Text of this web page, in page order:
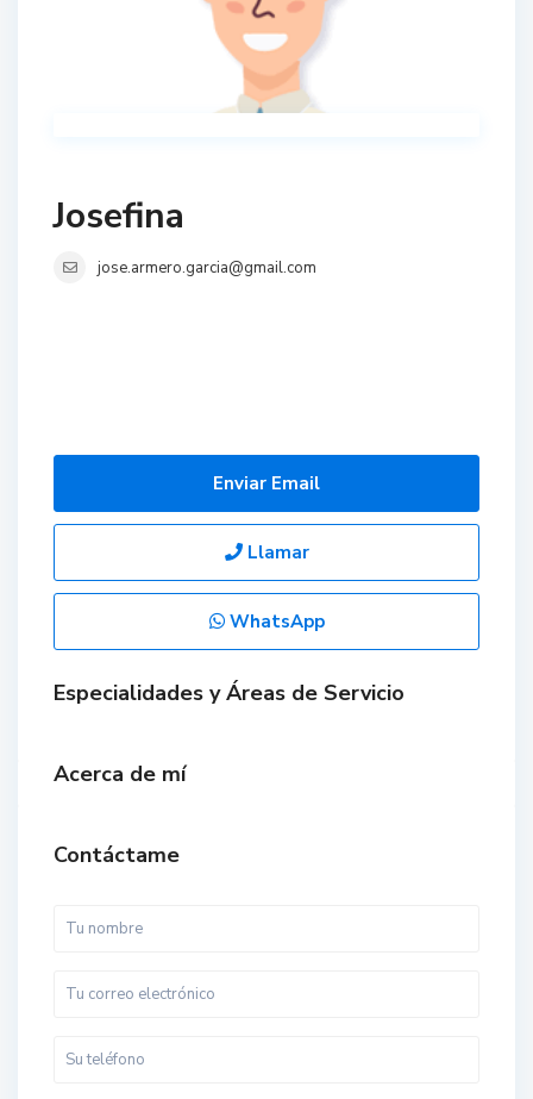
Josefina
jose.armero.garcia@gmail.com
Enviar Email
Llamar
WhatsApp
Especialidades y Áreas de Servicio
Acerca de mí
Contáctame